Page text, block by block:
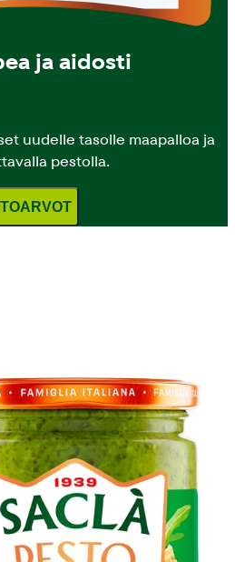
ja aidosti
uudelle tasolle maapalloa ja
pestolla.